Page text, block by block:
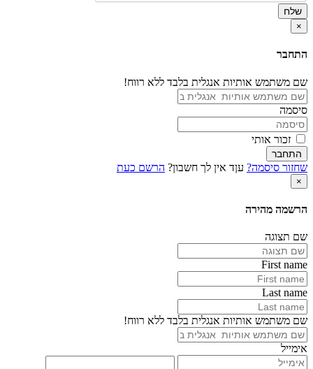
שלח
×
התחבר
שם משתמש אותיות אנגלית בלבד ללא רווח!
סיסמה
זכור אותי
התחבר
שחזור סיסמה? עןד אין לך חשבון? הרשם כעת
×
הרשמה מהירה
שם תצוגה
First name
Last name
שם משתמש אותיות אנגלית בלבד ללא רווח!
אימייל